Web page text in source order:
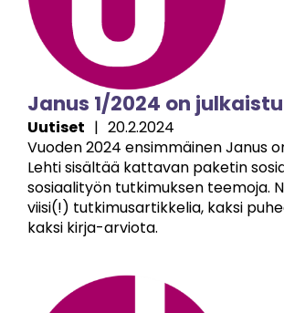
Janus 1/2024 on julkaistu
Uutiset | 20.2.2024
Vuoden 2024 ensimmäinen Janus
Lehti sisältää kattavan paketin
sosiaalityön tutkimuksen teemoja.
viisi(!) tutkimusartikkelia, kaksi
kaksi kirja-arviota.
Image